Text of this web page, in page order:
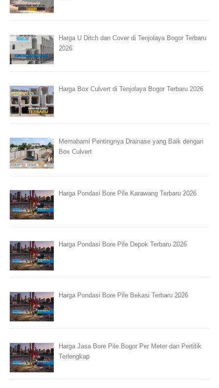
Harga U Ditch dan Cover di Tenjolaya Bogor Terbaru
2026
Harga Box Culvert di Tenjolaya Bogor Terbaru 2026
Memahami Pentingnya Drainase yang Baik dengan
Box Culvert
Harga Pondasi Bore Pile Karawang Terbaru 2026
Harga Pondasi Bore Pile Depok Terbaru 2026
Harga Pondasi Bore Pile Bekasi Terbaru 2026
Harga Jasa Bore Pile Bogor Per Meter dan Pertitik
Terlengkap